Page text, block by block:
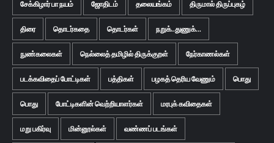
சேக்கிழார் பா நயம் ஜோதிடம் தலையங்கம் திருமால் திருப்புகழ்
திரை தொடர்கதை தொடர்கள் நறுக்..துணுக்...
நுண்கலைகள் நெல்லைத் தமிழில் திருக்குறள் நேர்காணல்கள்
படக்கவிதைப் போட்டிகள் பத்திகள் பழகத் தெரிய வேணும் பொது
பொது போட்டிகளின் வெற்றியாளர்கள் மரபுக் கவிதைகள்
மறு பகிர்வு மின்னூல்கள் வண்ணப் படங்கள்